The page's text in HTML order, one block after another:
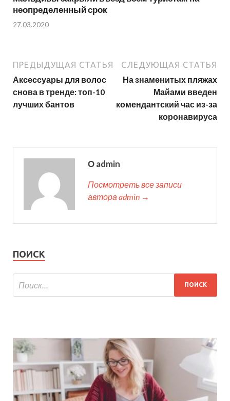
неопределенный срок
27.03.2020
ПРЕДЫДУЩАЯ СТАТЬЯ
Аксессуары для волос
снова в тренде: топ-10
лучших бантов
СЛЕДУЮЩАЯ СТАТЬЯ
На знаменитых пляжах
Майами введен
комендантский час из-за
коронавируса
О admin
Посмотреть все записи
автора admin →
ПОИСК